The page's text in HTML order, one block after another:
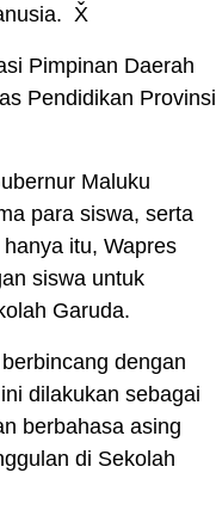
X̌
Pimpinan Daerah
Pendidikan Provinsi
Maluku
para siswa, serta
itu, Wapres
siswa untuk
Garuda.
dengan
dilakukan sebagai
berbahasa asing
di Sekolah